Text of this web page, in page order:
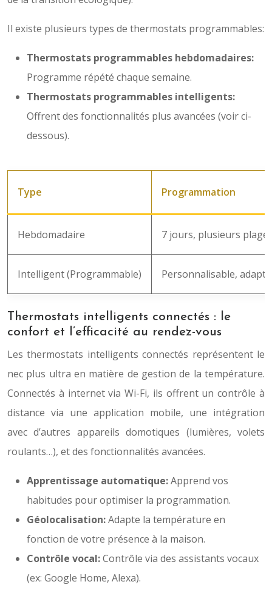
Il existe plusieurs types de thermostats programmables:
Thermostats programmables hebdomadaires:
Programme répété chaque semaine.
Thermostats programmables intelligents:
Offrent des fonctionnalités plus avancées (voir ci-
dessous).
Type Programmation
Hebdomadaire 7 jours, plusieurs
Intelligent (Programmable) Personnalisable,
Thermostats intelligents connectés : le
confort et l’efficacité au rendez-vous
Les thermostats intelligents connectés représentent le
nec plus ultra en matière de gestion de la température.
Connectés à internet via Wi-Fi, ils offrent un contrôle à
distance via une application mobile, une intégration
avec d’autres appareils domotiques (lumières, volets
roulants…), et des fonctionnalités avancées.
Apprentissage automatique:Apprend vos
habitudes pour optimiser la programmation.
Géolocalisation:Adapte la température en
fonction de votre présence à la maison.
Contrôle vocal:Contrôle via des assistants vocaux
(ex: Google Home, Alexa).